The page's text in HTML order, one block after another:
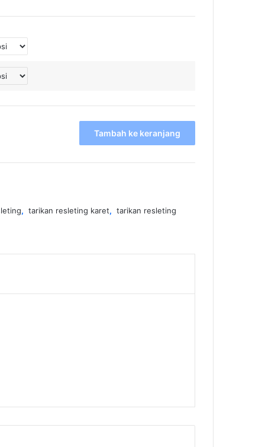
Tambah ke keranjang
, tarikan resleting karet, tarikan resleting